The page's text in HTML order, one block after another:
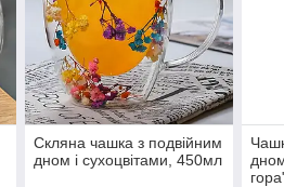
Скляна чашка з подвійним
дном і сухоцвітами, 450мл